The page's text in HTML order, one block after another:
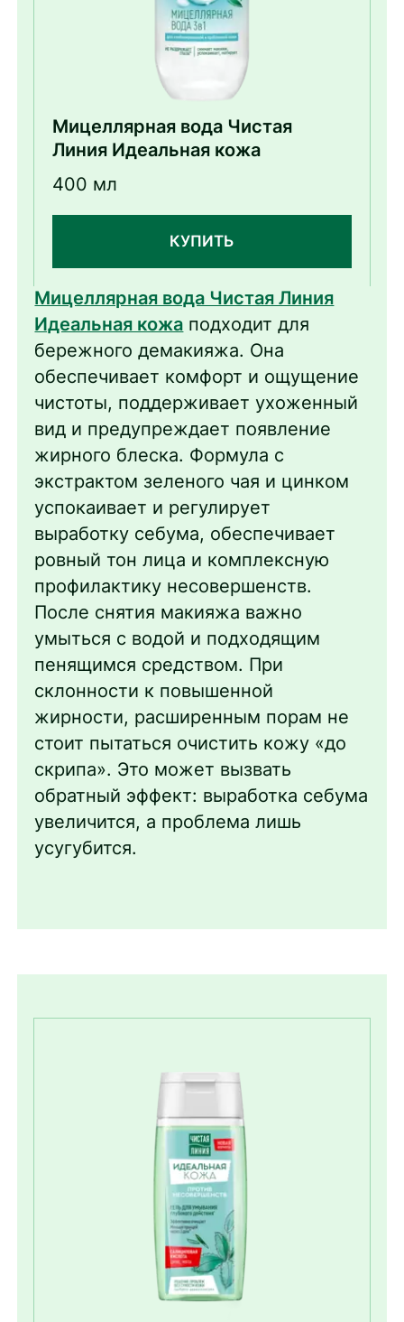
Мицеллярная вода Чистая
Линия Идеальная кожа
400 мл
КУПИТЬ
Мицеллярная вода Чистая Линия
Идеальная кожа подходит для
бережного демакияжа. Она
обеспечивает комфорт и ощущение
чистоты, поддерживает ухоженный
вид и предупреждает появление
жирного блеска. Формула с
экстрактом зеленого чая и цинком
успокаивает и регулирует
выработку себума, обеспечивает
ровный тон лица и комплексную
профилактику несовершенств.
После снятия макияжа важно
умыться с водой и подходящим
пенящимся средством. При
склонности к повышенной
жирности, расширенным порам не
стоит пытаться очистить кожу «до
скрипа». Это может вызвать
обратный эффект: выработка себума
увеличится, а проблема лишь
усугубится.